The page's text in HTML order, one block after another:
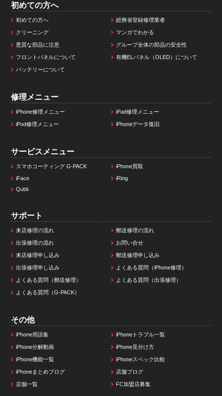
初めての方へ
初めての方へ 総務省登録修理業者
クリーニング マンガでわかる
悪質な部品に注意 グループ全体の部品の安全性
フロントパネルについて 有機ELパネル（OLED）について
バッテリーについて
修理メニュー
iPhone修理メニュー iPad修理メニュー
iPod修理メニュー iPhoneデータ復旧
サービスメニュー
スマホコーティング G-PACK
iPhone買取
iFace
iRing
Qubii
サポート
来店修理の流れ 郵送修理の流れ
出張修理の流れ お問い合せ
来店修理申し込み 郵送修理申し込み
出張修理申し込み よくある質問（iPhone修理）
よくある質問（郵送修理） よくある質問（出張修理）
よくある質問（G-PACK）
その他
iPhone用語集 iPhoneトラブル一覧
iPhone分解動画 iPhone見分け方
iPhone機能一覧 iPhoneスペック比較
iPhoneまとめブログ 店舗ブログ
店舗一覧 FC加盟店募集